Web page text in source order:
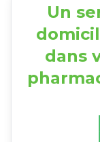
Un
dans